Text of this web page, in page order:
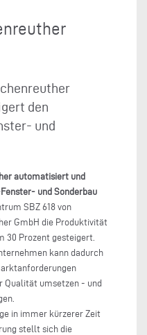
den
und
automatisiert und
und Sonderbau
SBZ 618 von
GmbH die Produktivität
30 Prozent gesteigert.
kann dadurch
umsetzen - und
in immer kürzerer Zeit
stellt sich die